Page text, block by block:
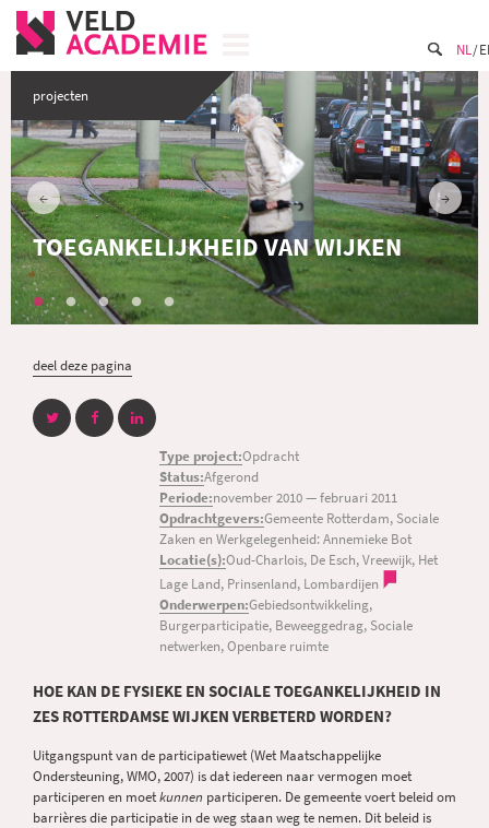
NL
projecten
TOEGANKELIJKHEID VAN WIJKEN
deel deze pagina
Type project:Opdracht
Status:Afgerond
Periode:november 2010—februari 2011
Opdrachtgevers:Gemeente Rotterdam, Sociale
Zaken en Werkgelegenheid: Annemieke Bot
Locatie(s):Oud-Charlois, De Esch, Vreewijk, Het
Lage Land, Prinsenland, Lombardijen
Onderwerpen:Gebiedsontwikkeling,
Burgerparticipatie, Beweeggedrag, Sociale
netwerken, Openbare ruimte
HOE KAN DE FYSIEKE EN SOCIALE TOEGANKELIJKHEID IN
ZES ROTTERDAMSE WIJKEN VERBETERD WORDEN?
Uitgangspunt van de participatiewet (Wet Maatschappelijke
Ondersteuning, WMO, 2007) is dat iedereen naar vermogen moet
participeren en moetkunnen participeren. De gemeente voert beleid om
barrières die participatie in de weg staan weg te nemen. Dit beleid is